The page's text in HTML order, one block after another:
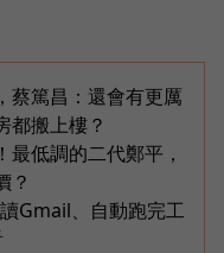
蔡篤昌：還會有更厲
都搬上樓？
低調的二代鄭平，
？
Gmail、自動跑完工